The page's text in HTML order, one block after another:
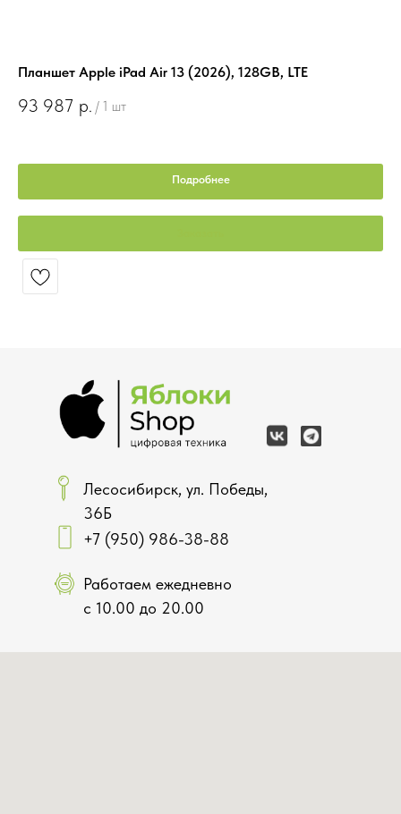
Планшет Apple iPad Air 13 (2026), 128GB, LTE
93 987 р. / 1 шт
Подробнее
Лесосибирск, ул. Победы,
36Б
+7 (950) 986-38-88
Работаем ежедневно
с 10.00 до 20.00